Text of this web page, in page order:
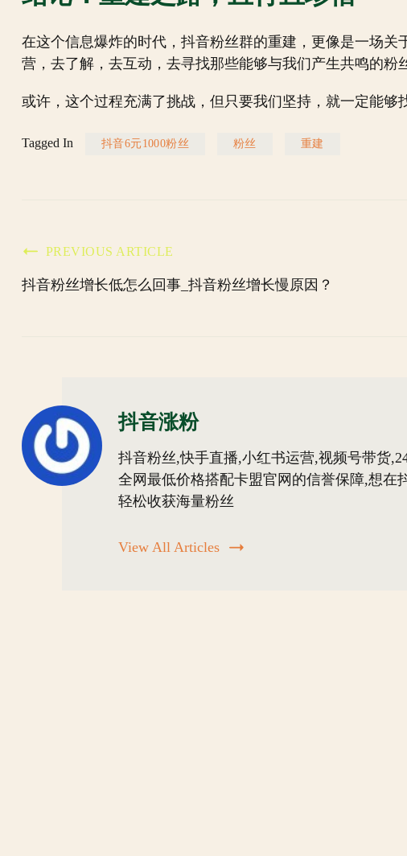
在这个信息爆炸的时代，抖音粉丝群的重建，更像是一场
营，去了解，去互动，去寻找那些能够与我们产生共鸣的粉
或许，这个过程充满了挑战，但只要我们坚持，就一定能够
Tagged In 抖音6元1000粉丝 粉丝 重建
Post
Navigation
PREVIOUS ARTICLE
抖音粉丝增长低怎么回事_抖音粉丝增长慢原因？
抖音涨粉
抖音粉丝,快手直播,小红书运营,视频号带货
全网最低价格搭配卡盟官网的信誉保障,想在
轻松收获海量粉丝
View All Articles